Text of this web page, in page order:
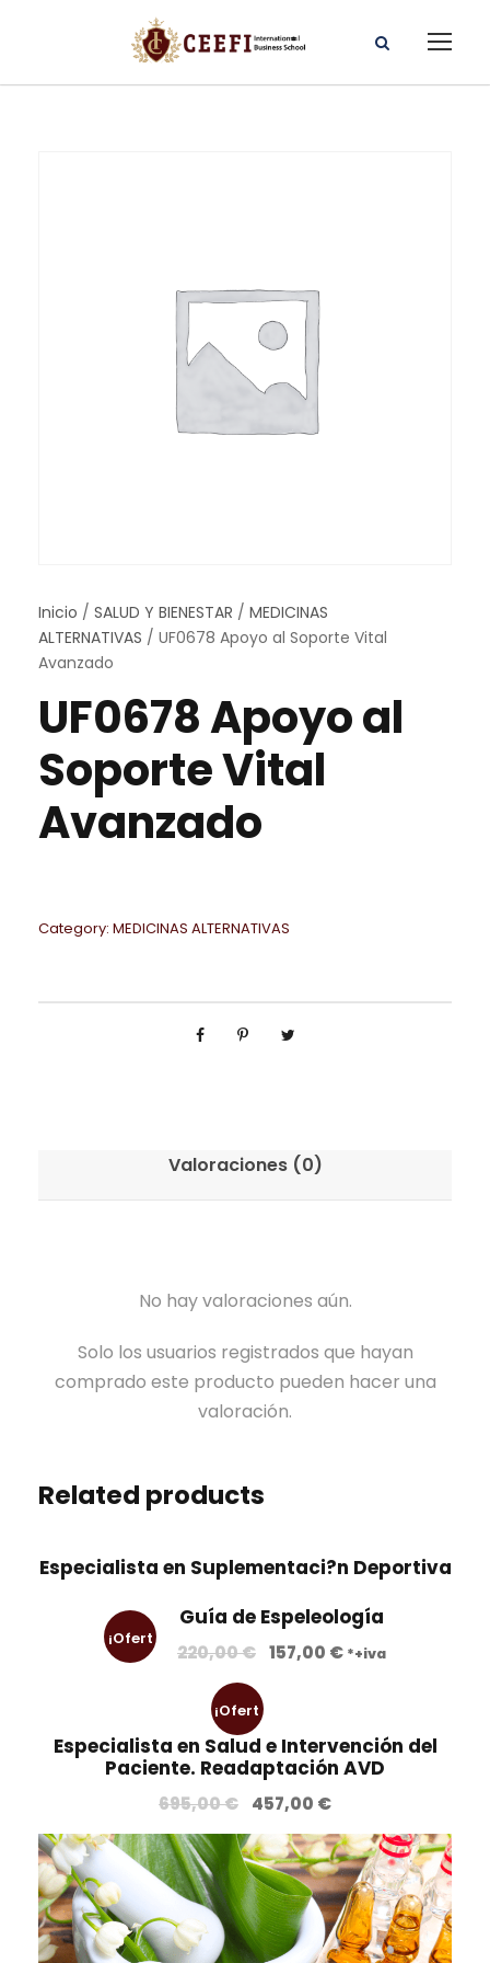
Inicio / SALUD Y BIENESTAR / MEDICINAS
ALTERNATIVAS / UF0678 Apoyo al Soporte Vital
Avanzado
UF0678 Apoyo al
Soporte Vital
Avanzado
Category: MEDICINAS ALTERNATIVAS
Valoraciones (0)
No hay valoraciones aún.
Solo los usuarios registrados que hayan
comprado este producto pueden hacer una
valoración.
Related products
Especialista en Suplementaci?n Deportiva
¡Ofert
Guía de Espeleología
220,00€ E
e
i
o
o
r
i
g
157,00 €E
e
o
a
c
t
u
*+iva
¡Ofert
a!
Especialista en Salud e Intervención del
Paciente. Readaptación AVD
695,00€
E
l
p
r
e
c
457,00 €E
l
p
r
e
c